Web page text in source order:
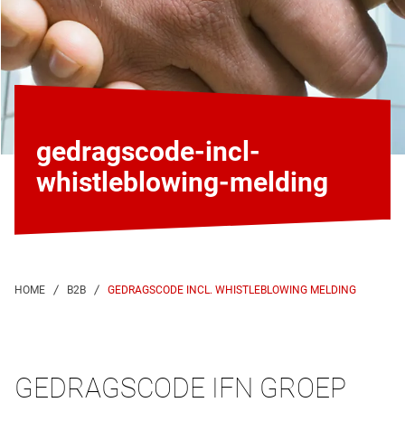
gedragscode-incl-
whistleblowing-melding
GEDRAGSCODE INCL. WHISTLEBLOWING MELDING
GEDRAGSCODE IFN GROEP